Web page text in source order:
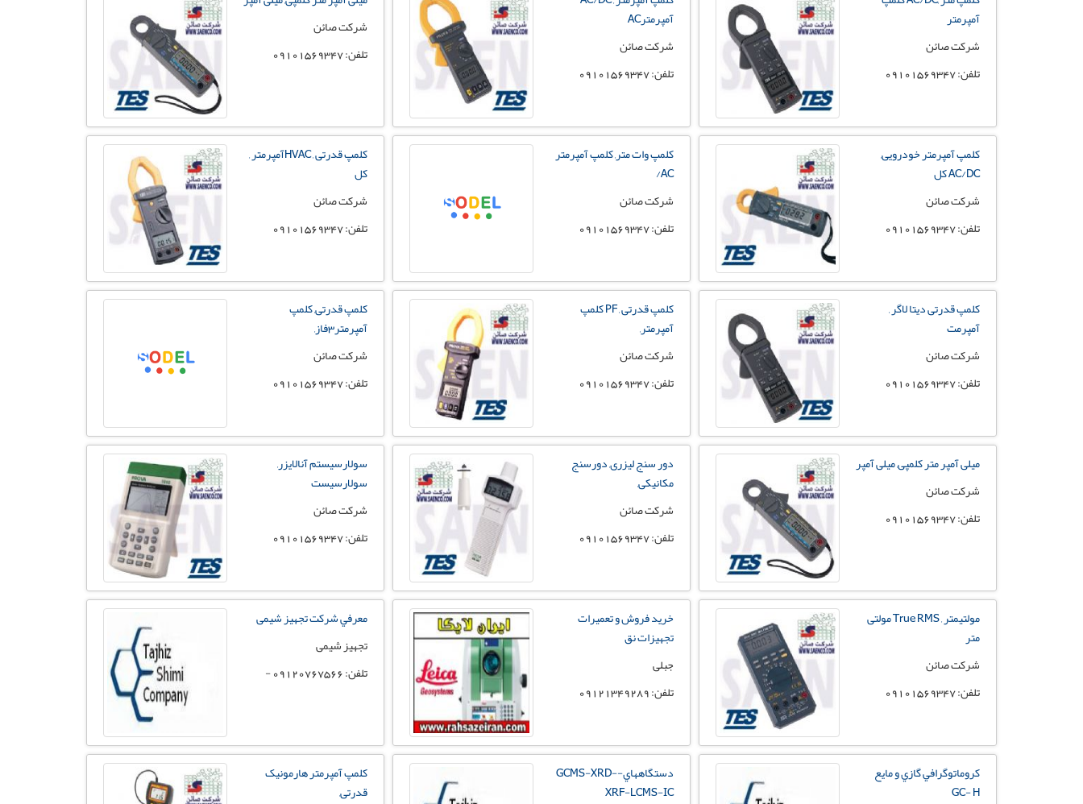
آمپرمتر
شرکت صائن
تلفن: 09101569347
آمپرمترAC
شرکت صائن
تلفن: 09101569347
شرکت صائن
تلفن: 09101569347
کلمپ آمپرمتر خودرویی,
AC/DC کل
شرکت صائن
تلفن: 09101569347
کلمپ وات متر, کلمپ آمپرمتر
AC/
شرکت صائن
تلفن: 09101569347
کلمپ قدرتی , HVACآمپرمتر ,
کل
شرکت صائن
تلفن: 09101569347
کلمپ قدرتی دیتا لاگر ,
آمپرمت
شرکت صائن
تلفن: 09101569347
کلمپ قدرتی , PF کلمپ
آمپرمتر,
شرکت صائن
تلفن: 09101569347
کلمپ قدرتی, کلمپ
آمپرمتر3فاز,
شرکت صائن
تلفن: 09101569347
میلی آمپر متر کلمپی, میلی آمپر
شرکت صائن
تلفن: 09101569347
دور سنج لیزری, دورسنج
مکانیکی,
شرکت صائن
تلفن: 09101569347
سولارسیستم آنالایزر,
سولارسیست
شرکت صائن
تلفن: 09101569347
مولتیمتر , True RMS مولتی
متر
شرکت صائن
تلفن: 09101569347
خرید فروش و تعمیرات
تجهیزات نق
جبلی
تلفن: 09121349289
معرفي شركت تجهیز شیمی
تجهیز شیمی
تلفن: 09120767566 -
كروماتوگرافي گازي و مايع
GC- H
دستگاههاي-GCMS-XRD-
XRF-LCMS-IC
کلمپ آمپرمتر هارمونیک
قدرتی,